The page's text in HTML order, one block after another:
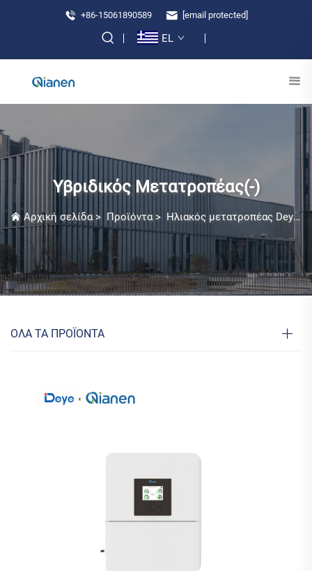
+86-15061890589 [email protected]
EL
Υβριδικός Μετατροπέας(-)
Αρχική σελίδα> Προϊόντα> Ηλιακός μετατροπέας Deye >
ΟΛΑ ΤΑ ΠΡΟΪΟΝΤΑ